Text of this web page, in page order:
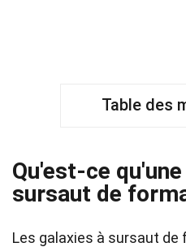
Table des
Qu'est-ce
sursaut de
Les galaxies à sursaut